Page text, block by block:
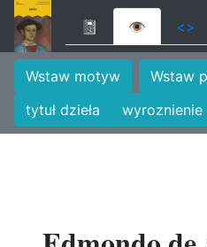
📓 👁 <>
Wstaw motyw Wstaw
tytuł dzieła
wyroznienie